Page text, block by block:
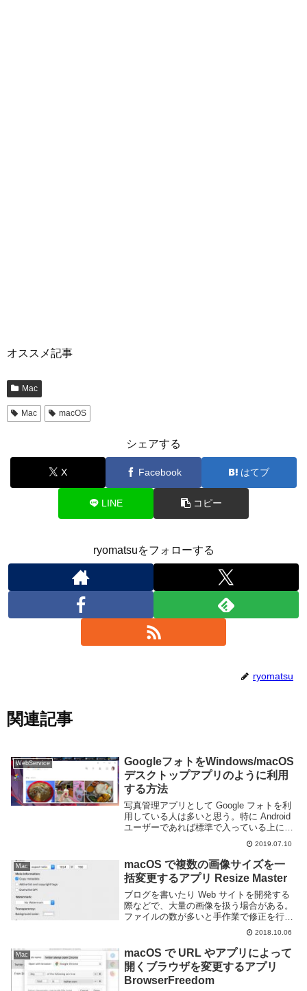
オススメ記事
Mac
Mac macOS
シェアする
X Facebook はてブ
LINE コピー
ryomatsuをフォローする
ryomatsu
関連記事
WebService
GoogleフォトをWindows/macOS
デスクトップアプリのように利用
する方法
写真管理アプリとして Google フォトを利
用している人は多いと思う。特に Android
ユーザーであれば標準で入っている上に撮
った写真を自動的にクラウドへバックアッ
プできるため、利用者は多いだろう。この
Google フォト、スマホア...
2019.07.10
Mac
macOS で複数の画像サイズを一
括変更するアプリ Resize Master
ブログを書いたり Web サイトを開発する
際などで、大量の画像を扱う場合がある。
ファイルの数が多いと手作業で修正を行う
のは大変だ。macOS で大量の画像に対し
てリサイズやウォーターマークを入れる処
理を行うのであれば、Resize Mast...
2018.10.06
Mac
macOS で URL やアプリによって
開くブラウザを変更するアプリ
BrowserFreedom